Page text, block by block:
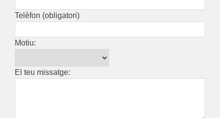
Telèfon (obligatori)
Motiu:
El teu missatge: